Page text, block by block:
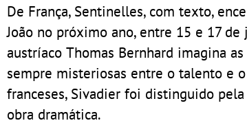
De França, Sentinelles, com texto,
João no próximo ano, entre 15 e 17
austríaco Thomas Bernhard imagina
sempre misteriosas entre o talento e
franceses, Sivadier foi distinguido
obra dramática.